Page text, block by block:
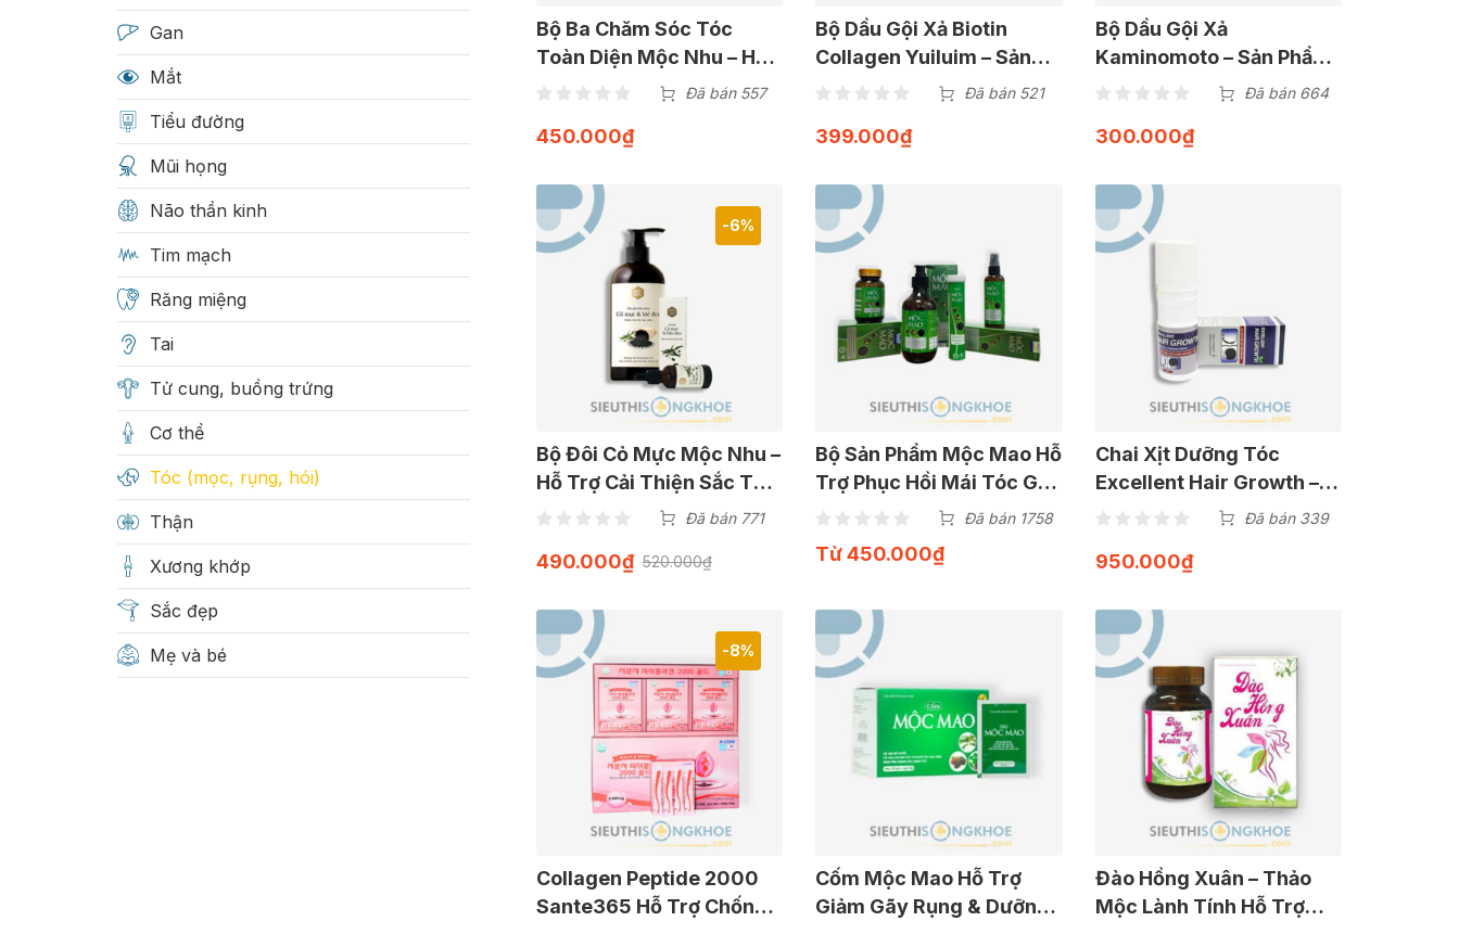
Gan
Mắt
Tiểu đường
Mũi họng
Não thần kinh
Tim mạch
Răng miệng
Tai
Tử cung, buồng trứng
Cơ thể
Tóc (mọc, rụng, hói)
Thận
Xương khớp
Sắc đẹp
Mẹ và bé
Bộ Ba Chăm Sóc Tóc
Toàn Diện Mộc Nhu – Hỗ
Trợ Cải Thiện Tình Trạng
Đã bán 557
450.000₫
Bộ Dầu Gội Xả Biotin
Collagen Yuiluim – Sản
Phẩm Hỗ Trợ Giảm Rụng
Bềnh
Đã bán 521
399.000₫
Bộ Dầu Gội Xả
Kaminomoto – Sản Phẩm
Hỗ Trợ Giảm Rụng & Nuôi
Mượt
Đã bán 664
300.000₫
-6%
Bộ Đôi Cỏ Mực Mộc Nhu –
Hỗ Trợ Cải Thiện Sắc Tố
Tóc Bạc Trắng Trở Nên
Đã bán 771
520.000₫
490.000₫
Bộ Sản Phẩm Mộc Mao Hỗ
Trợ Phục Hồi Mái Tóc Gãy
Rụng & Bạc MàuĐã bán 1758
Từ450.000₫
Chai Xịt Dưỡng Tóc
Excellent Hair Growth –
Hỗ Trợ Tái Tạo & Phục Hồi
Đã bán 339
950.000₫
-8%
Collagen Peptide 2000
Sante365 Hỗ Trợ Chống
Cốm Mộc Mao Hỗ Trợ
Giảm Gãy Rụng & Dưỡng
Đào Hồng Xuân – Thảo
Mộc Lành Tính Hỗ Trợ